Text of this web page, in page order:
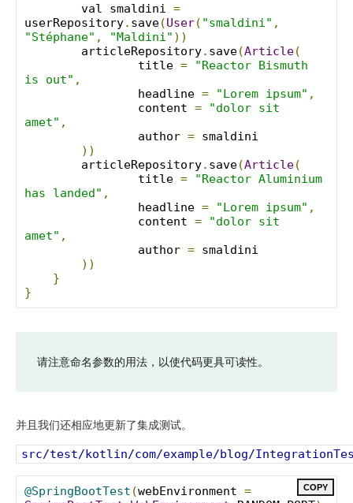
        val smaldini
=
userRepository. save(User( "smaldini" ,
"Stéphane" , "Maldini" ))
        articleRepository
. save(Article(
                title
=
"Reactor Bismuth
is out" ,
                headline
= "Lorem ipsum" ,
                content
=
"dolor sit
amet" ,
                author
= smaldini
))
        articleRepository
. save(Article(
                title
=
"Reactor Aluminium
has landed" ,
                headline
= "Lorem ipsum" ,
                content
=
"dolor sit
amet" ,
                author
= smaldini
))
}
}
请注意命名参数的用法，以使代码更具可读性。
并且我们还相应地更新了集成测试。
src/test/kotlin/com/example/blog/
@SpringBootTest (webEnvironment =
COPY